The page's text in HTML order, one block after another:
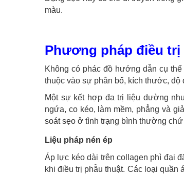
màu.
Phương pháp điều trị
Không có phác đồ hướng dẫn cụ
thuộc vào sự phân bố, kích thước,
Một sự kết hợp đa trị liệu dường
ngứa, co kéo, làm mềm, phẳng và
soát sẹo ở tình trạng bình thường
Liệu pháp nén ép
Áp lực kéo dài trên collagen phì đại
khi điều trị phẫu thuật. Các loại